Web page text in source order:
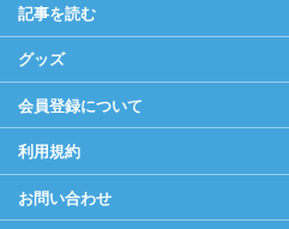
記事を読む
グッズ
会員登録について
利用規約
お問い合わせ